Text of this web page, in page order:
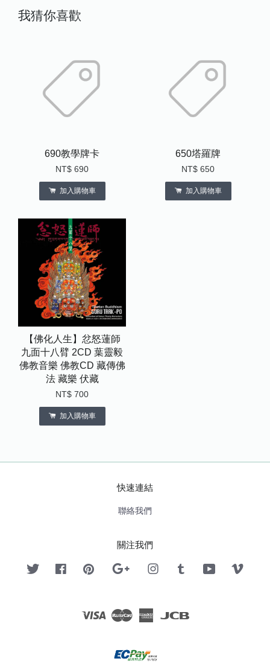
我猜你喜歡
690教學牌卡
NT$ 690
加入購物車
650塔羅牌
NT$ 650
加入購物車
【佛化人生】忿怒蓮師
九面十八臂 2CD 葉靈毅
佛教音樂 佛教CD 藏傳佛
法 藏樂 伏藏
NT$ 700
加入購物車
快速連結
聯絡我們
關注我們
Twitter FacebookPinterest Google InstagramTumblr YouTube
Visa Master American